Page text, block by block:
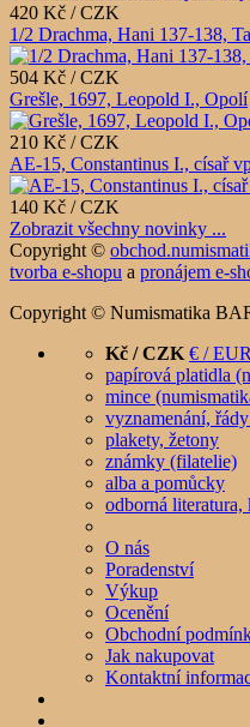
420 Kč / CZK
1/2 Drachma, Hani 137-138,
504 Kč / CZK
Grešle, 1697, Leopold I., Opolí
210 Kč / CZK
AE-15, Constantinus I., císař
140 Kč / CZK
Zobrazit všechny novinky ...
Copyright ©
tvorba e-shopu a pronájem e-
Copyright © Numismatika
Kč / CZK € / EUR
papírová platidla
mince
vyznamenání,
plakety, žetony
známky (filatelie)
alba a pomůcky
odborná
O nás
Poradenství
Výkup
Ocenění
Obchodní
Jak nakupovat
Kontaktní